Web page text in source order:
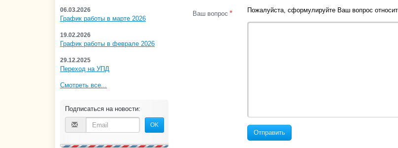
06.03.2026
График работы в марте 2026
19.02.2026
График работы в феврале 2026
29.12.2025
Переход на УПД
Смотреть все...
Подписаться на новости:
OK
Ваш вопрос * Пожалуйста, сформулируйте Ваш вопрос
Отправить